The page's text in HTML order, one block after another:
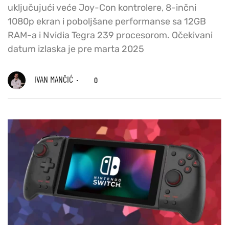
uključujući veće Joy-Con kontrolere, 8-inčni
1080p ekran i poboljšane performanse sa 12GB
RAM-a i Nvidia Tegra 239 procesorom. Očekivani
datum izlaska je pre marta 2025
IVAN MANČIĆ 0